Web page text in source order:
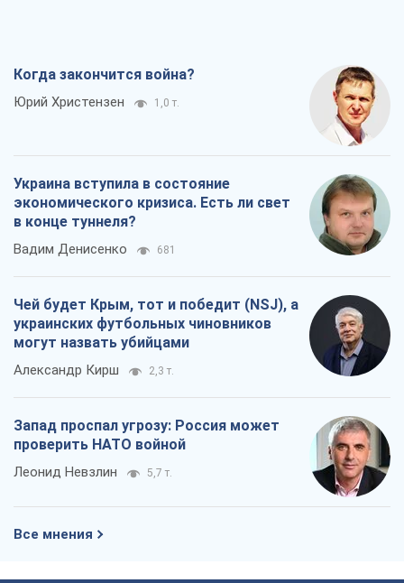
Когда закончится война?
Юрий Христензен 1,0 т.
Украина вступила в состояние
экономического кризиса. Есть ли свет
в конце туннеля?
Вадим Денисенко 681
Чей будет Крым, тот и победит (NSJ), а
украинских футбольных чиновников
могут назвать убийцами
Александр Кирш 2,3 т.
Запад проспал угрозу: Россия может
проверить НАТО войной
Леонид Невзлин 5,7 т.
Все мнения